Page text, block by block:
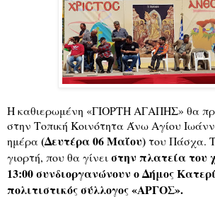
Η καθιερωμένη «ΓΙΟΡΤΗ ΑΓΑΠΗΣ» θα
στην Τοπική Κοινότητα Άνω Αγίου
ημέρα(Δευτέρα 06 Μαΐου)του Πάσχα.
γιορτή, που θα γίνειστην πλατεία του
13:00 συνδιοργανώνουν ο Δήμος
πολιτιστικός σύλλογος «ΑΡΓΟΣ».